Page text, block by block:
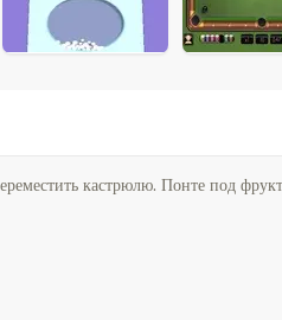
кастрюлю. Понте под